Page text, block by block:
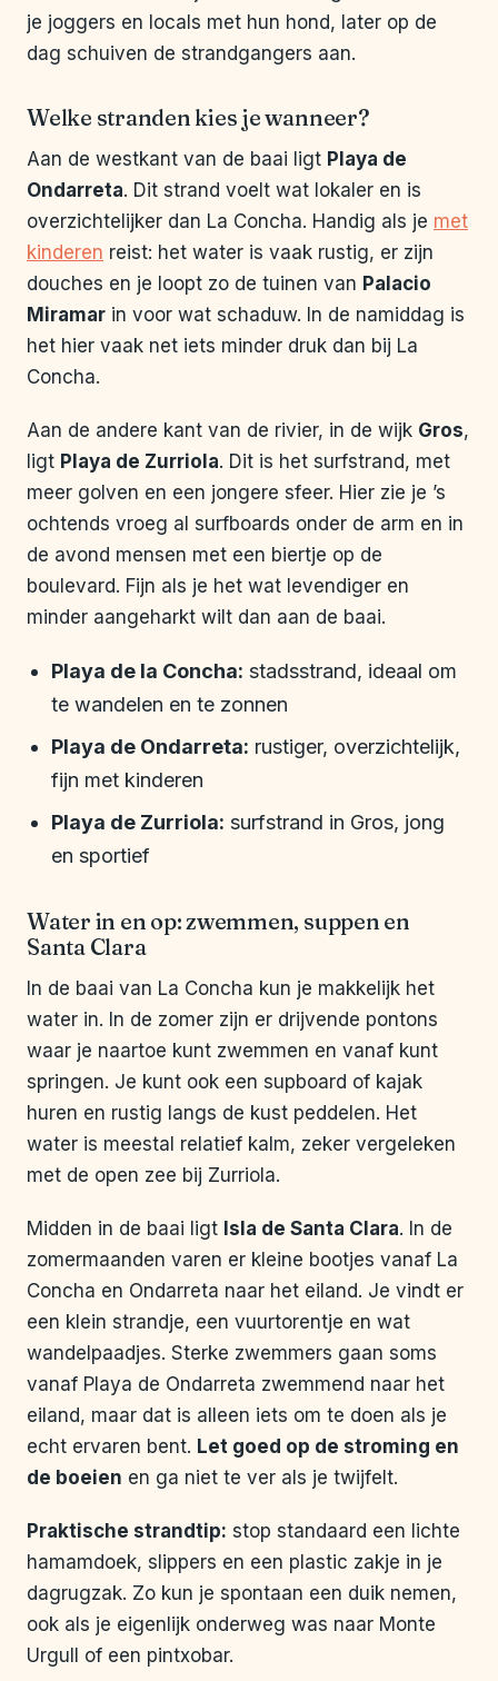
je joggers en locals met hun hond, later op de
dag schuiven de strandgangers aan.
Welke stranden kies je wanneer?
Aan de westkant van de baai ligt Playa de
Ondarreta. Dit strand voelt wat lokaler en is
overzichtelijker dan La Concha. Handig als je met
kinderen reist: het water is vaak rustig, er zijn
douches en je loopt zo de tuinen van Palacio
Miramar in voor wat schaduw. In de namiddag is
het hier vaak net iets minder druk dan bij La
Concha.
Aan de andere kant van de rivier, in de wijk Gros,
ligt Playa de Zurriola. Dit is het surfstrand, met
meer golven en een jongere sfeer. Hier zie je ’s
ochtends vroeg al surfboards onder de arm en in
de avond mensen met een biertje op de
boulevard. Fijn als je het wat levendiger en
minder aangeharkt wilt dan aan de baai.
Playa de la Concha: stadsstrand, ideaal om
te wandelen en te zonnen
Playa de Ondarreta: rustiger, overzichtelijk,
fijn met kinderen
Playa de Zurriola: surfstrand in Gros, jong
en sportief
Water in en op: zwemmen, suppen en
Santa Clara
In de baai van La Concha kun je makkelijk het
water in. In de zomer zijn er drijvende pontons
waar je naartoe kunt zwemmen en vanaf kunt
springen. Je kunt ook een supboard of kajak
huren en rustig langs de kust peddelen. Het
water is meestal relatief kalm, zeker vergeleken
met de open zee bij Zurriola.
Midden in de baai ligt Isla de Santa Clara. In de
zomermaanden varen er kleine bootjes vanaf La
Concha en Ondarreta naar het eiland. Je vindt er
een klein strandje, een vuurtorentje en wat
wandelpaadjes. Sterke zwemmers gaan soms
vanaf Playa de Ondarreta zwemmend naar het
eiland, maar dat is alleen iets om te doen als je
echt ervaren bent. Let goed op de stroming en
de boeien en ga niet te ver als je twijfelt.
Praktische strandtip: stop standaard een lichte
hamamdoek, slippers en een plastic zakje in je
dagrugzak. Zo kun je spontaan een duik nemen,
ook als je eigenlijk onderweg was naar Monte
Urgull of een pintxobar.